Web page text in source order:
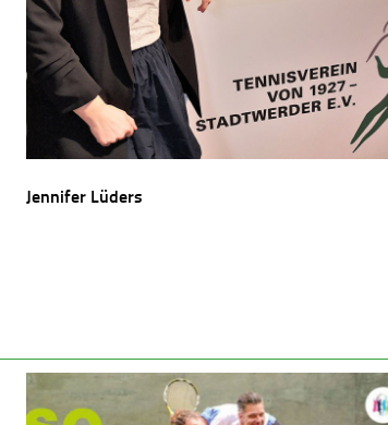
Jennifer Lüders